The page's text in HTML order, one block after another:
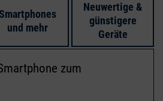
Smartphones
und mehr
Neuwertige &
günstigere
Geräte
zum